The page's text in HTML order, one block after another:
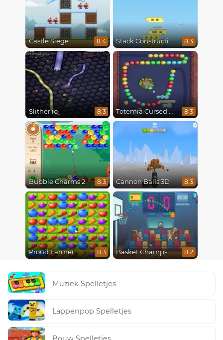
Castle Siege 8.4 Stack Construction 8.3
Slither.io 8.3 Totemia Cursed Marbles 8.3
Bubble Charms 2 8.3 Cannon Balls 3D 8.3
Proud Farmer 8.3 Basket Champs 8.2
Muziek Spelletjes
Lappenpop Spelletjes